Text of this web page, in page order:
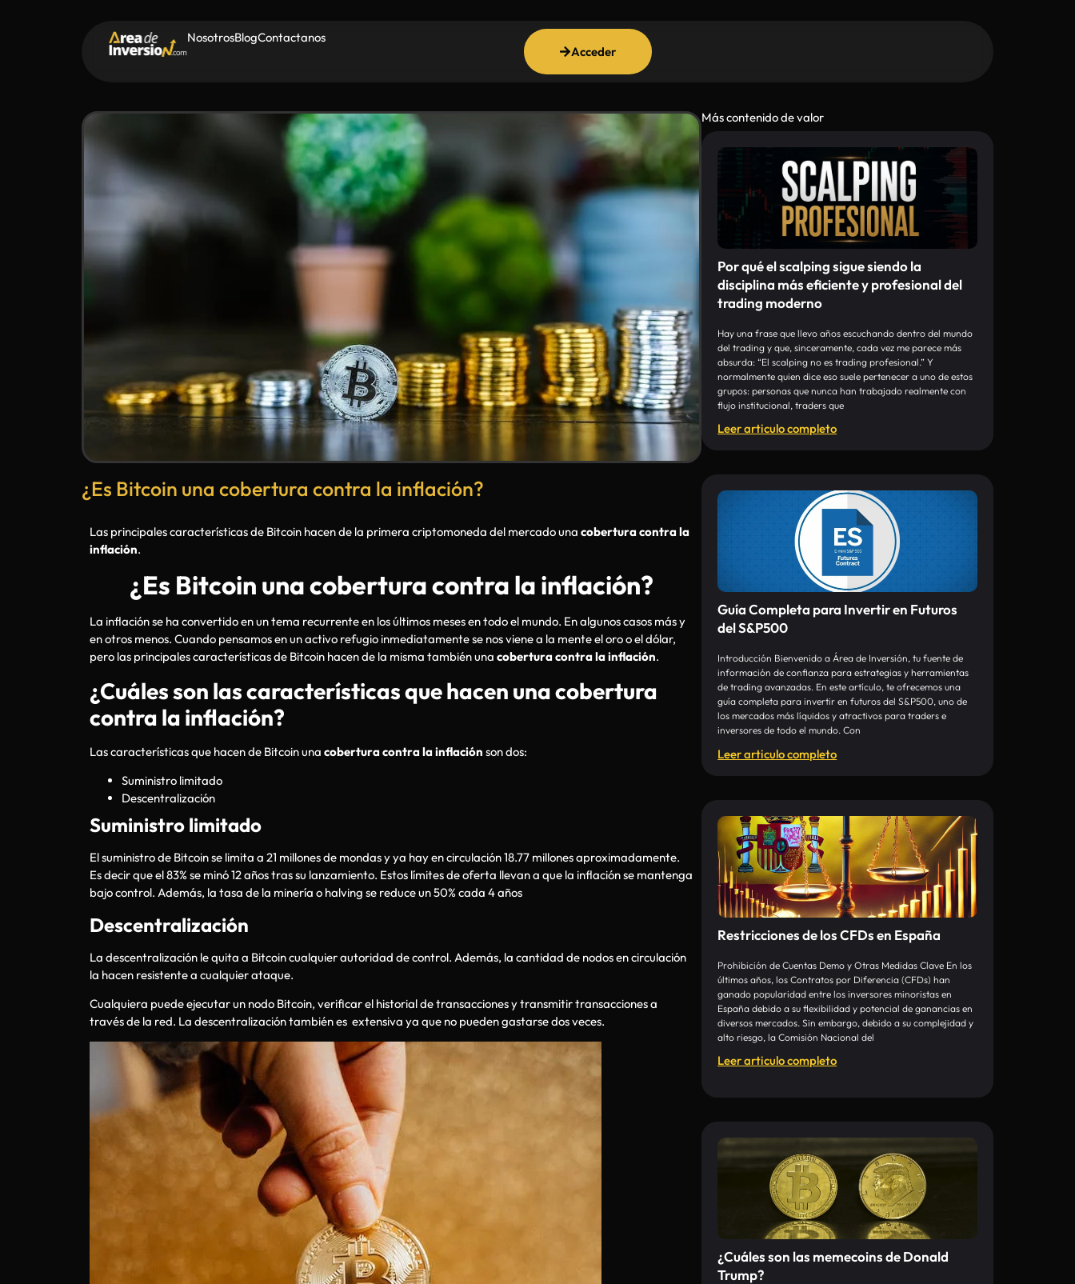
NosotrosBlogContactanos
Acceder
¿Es Bitcoin una cobertura contra la inflación?
Las principales características de Bitcoin hacen de la primera criptomoneda del mercado una cobertura contra la
inflación.
¿Es Bitcoin una cobertura contra la inflación?
La inflación se ha convertido en un tema recurrente en los últimos meses en todo el mundo. En algunos casos más y
en otros menos. Cuando pensamos en un activo refugio inmediatamente se nos viene a la mente el oro o el dólar,
pero las principales características de Bitcoin hacen de la misma también una cobertura contra la inflación.
¿Cuáles son las características que hacen una cobertura
contra la inflación?
Las características que hacen de Bitcoin una cobertura contra la inflación son dos:
Suministro limitado
Descentralización
Suministro limitado
El suministro de Bitcoin se limita a 21 millones de mondas y ya hay en circulación 18.77 millones aproximadamente.
Es decir que el 83% se minó 12 años tras su lanzamiento. Estos límites de oferta llevan a que la inflación se mantenga
bajo control. Además, la tasa de la minería o halving se reduce un 50% cada 4 años
Descentralización
La descentralización le quita a Bitcoin cualquier autoridad de control. Además, la cantidad de nodos en circulación
la hacen resistente a cualquier ataque.
Cualquiera puede ejecutar un nodo Bitcoin, verificar el historial de transacciones y transmitir transacciones a
través de la red. La descentralización también es extensiva ya que no pueden gastarse dos veces.
Más contenido de valor
Por qué el scalping sigue siendo la
disciplina más eficiente y profesional del
trading moderno
Hay una frase que llevo años escuchando dentro del mundo
del trading y que, sinceramente, cada vez me parece más
absurda: “El scalping no es trading profesional.” Y
normalmente quien dice eso suele pertenecer a uno de estos
grupos: personas que nunca han trabajado realmente con
flujo institucional, traders que
Leer articulo completo
Guía Completa para Invertir en Futuros
del S&P500
Introducción Bienvenido a Área de Inversión, tu fuente de
información de confianza para estrategias y herramientas
de trading avanzadas. En este artículo, te ofrecemos una
guía completa para invertir en futuros del S&P500, uno de
los mercados más líquidos y atractivos para traders e
inversores de todo el mundo. Con
Leer articulo completo
Restricciones de los CFDs en España
Prohibición de Cuentas Demo y Otras Medidas Clave En los
últimos años, los Contratos por Diferencia (CFDs) han
ganado popularidad entre los inversores minoristas en
España debido a su flexibilidad y potencial de ganancias en
diversos mercados. Sin embargo, debido a su complejidad y
alto riesgo, la Comisión Nacional del
Leer articulo completo
¿Cuáles son las memecoins de Donald
Trump?